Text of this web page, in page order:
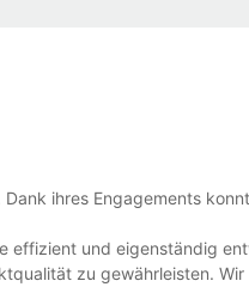
ihres Engagements
effizient und eigenständig
zu gewährleisten. Wir